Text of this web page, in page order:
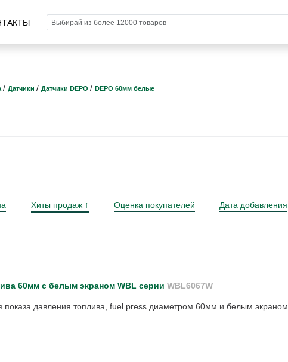
/ Датчики / Датчики DEPO / DEPO 60мм белые
Хиты продаж Оценка покупателей Дата добавления
60мм с белым экраном WBL серии WBL6067W
показа давления топлива, fuel press диаметром 60мм и белым экраном.